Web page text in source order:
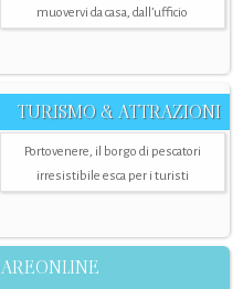
muovervi da casa, dall’ufficio
TURISMO & ATTRAZIONI
Portovenere, il borgo di pescatori
irresistibile esca per i turisti